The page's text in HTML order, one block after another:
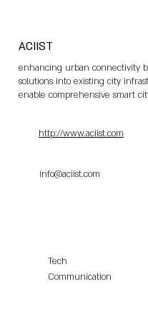
ACIIST
enhancing urban connectivity
solutions into existing city
enable comprehensive smart
http://www.aciist.com
info@aciist.com
Tech
Communication